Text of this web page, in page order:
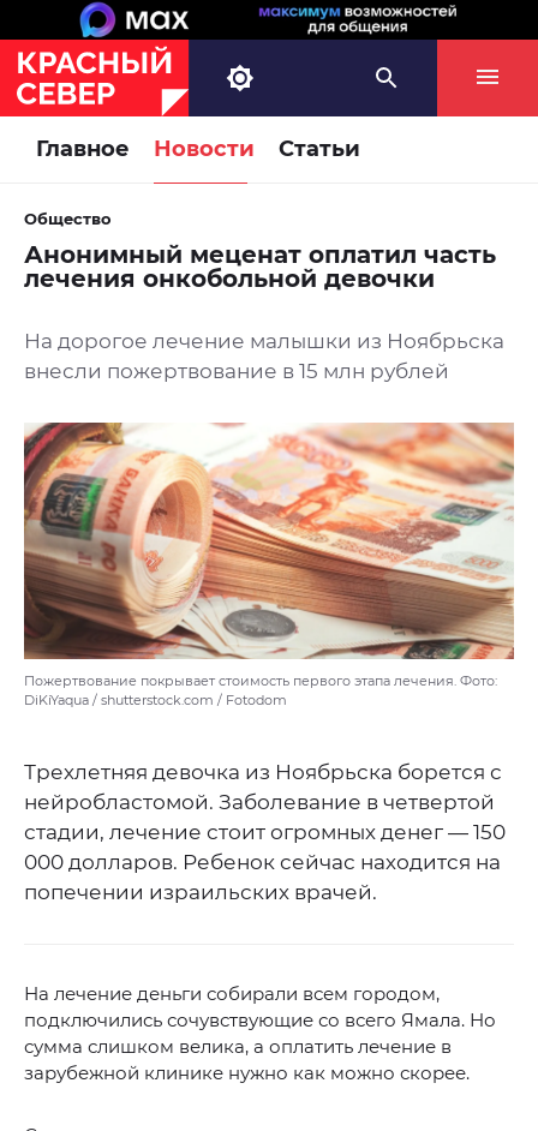
Главное Новости Статьи
Общество
Анонимный меценат оплатил часть
лечения онкобольной девочки
На дорогое лечение малышки из Ноябрьска
внесли пожертвование в 15 млн рублей
Пожертвование покрывает стоимость первого этапа лечения. Фото:
DiKiYaqua / shutterstock.com / Fotodom
Трехлетняя девочка из Ноябрьска борется с
нейробластомой. Заболевание в четвертой
стадии, лечение стоит огромных денег — 150
000 долларов. Ребенок сейчас находится на
попечении израильских врачей.
На лечение деньги собирали всем городом,
подключились сочувствующие со всего Ямала. Но
сумма слишком велика, а оплатить лечение в
зарубежной клинике нужно как можно скорее.